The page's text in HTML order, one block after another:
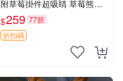
附草莓掛件超吸睛 草莓熊手
提包 草莓掛件 可愛portunes
e
$259 77折
折扣碼